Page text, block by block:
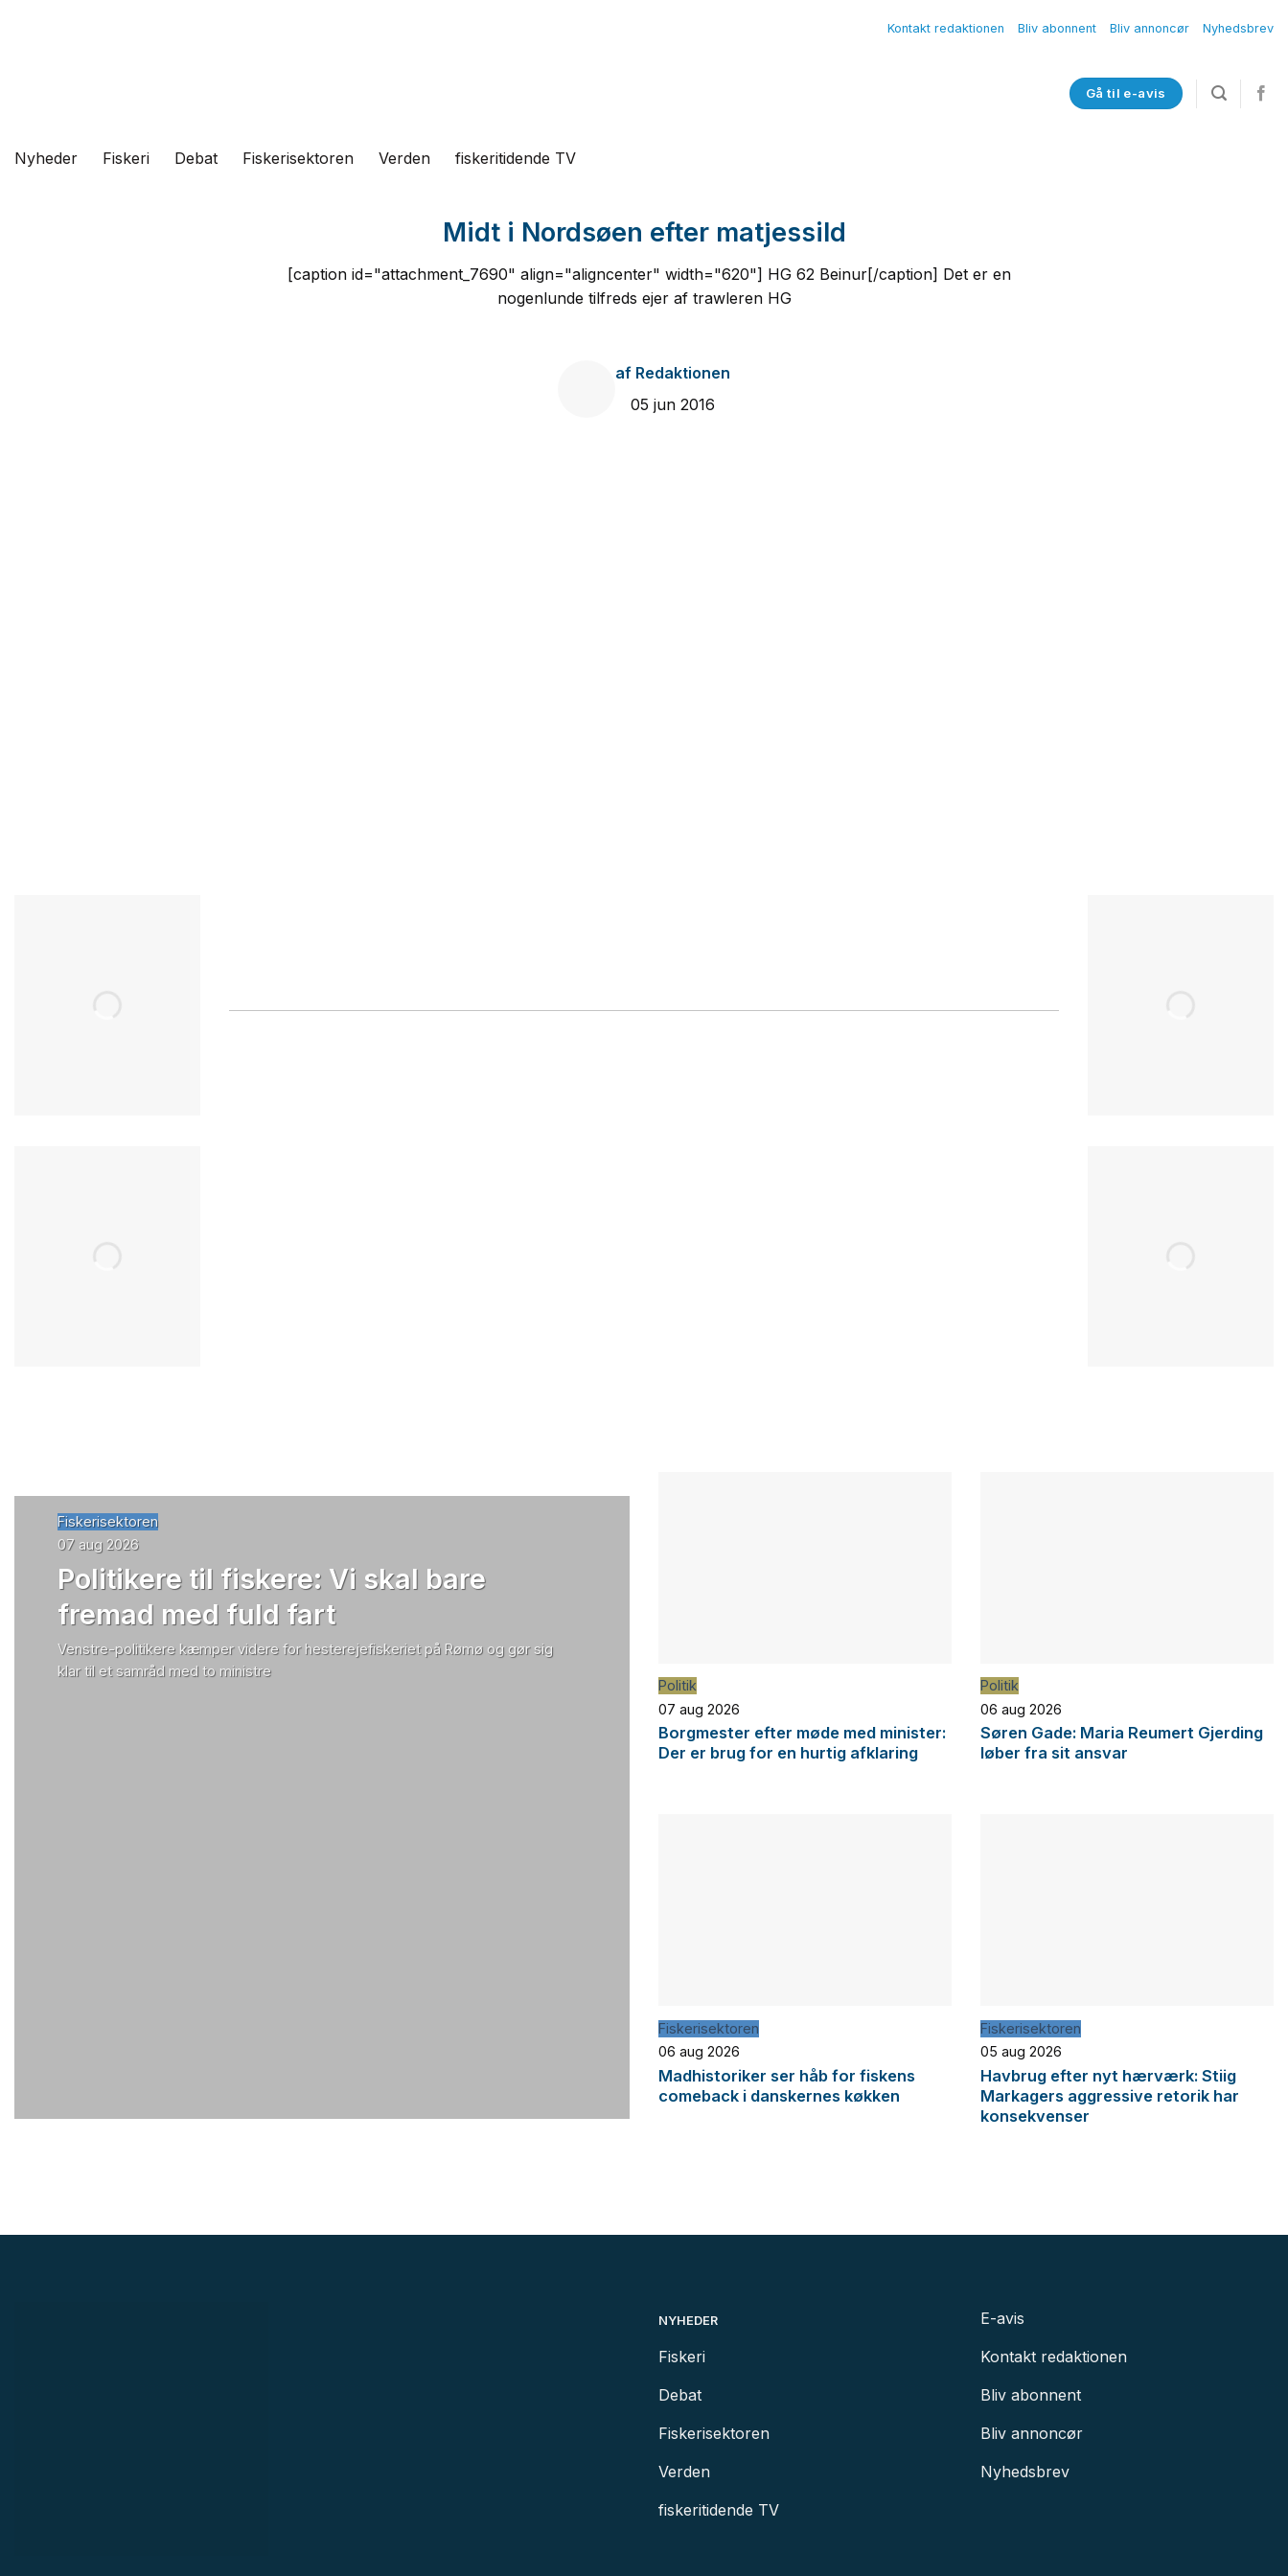
Kontakt redaktionen Bliv abonnent Bliv annoncør Nyhedsbrev
Gå til e-avis
Nyheder Fiskeri Debat Fiskerisektoren Verden fiskeritidende TV
Midt i Nordsøen efter matjessild
[caption id="attachment_7690" align="aligncenter" width="620"] HG 62 Beinur[/caption] Det er en
nogenlunde tilfreds ejer af trawleren HG
af Redaktionen
05 jun 2016
Fiskerisektoren
07 aug 2026
Politikere til fiskere: Vi skal bare
fremad med fuld fart
Venstre-politikere kæmper videre for hesterejefiskeriet på Rømø og gør sig
klar til et samråd med to ministre
Politik
07 aug 2026
Borgmester efter møde med minister:
Der er brug for en hurtig afklaring
Politik
06 aug 2026
Søren Gade: Maria Reumert Gjerding
løber fra sit ansvar
Fiskerisektoren
06 aug 2026
Madhistoriker ser håb for fiskens
comeback i danskernes køkken
Fiskerisektoren
05 aug 2026
Havbrug efter nyt hærværk: Stiig
Markagers aggressive retorik har
konsekvenser
NYHEDER
Fiskeri
Debat
Fiskerisektoren
Verden
fiskeritidende TV
E-avis
Kontakt redaktionen
Bliv abonnent
Bliv annoncør
Nyhedsbrev